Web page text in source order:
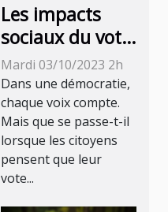
Les impacts
sociaux du vote
inutile en
France
Mardi 03/10/2023 2h
Dans une démocratie,
chaque voix compte.
Mais que se passe-t-il
lorsque les citoyens
pensent que leur
vote...